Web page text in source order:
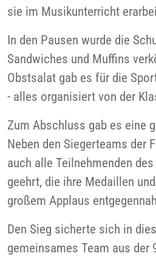
sie im Musikunterricht
In den Pausen wurde die
Sandwiches und Muffins
Obstsalat gab es für die
- alles organisiert von der
Zum Abschluss gab es eine
Neben den Siegerteams der
auch alle Teilnehmenden
geehrt, die ihre Medaillen
großem Applaus
Den Sieg sicherte sich in
gemeinsames Team aus der